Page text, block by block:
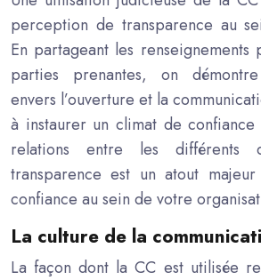
perception de transparence au
En partageant les renseignements
parties prenantes, on
envers l’ouverture et la
à instaurer un climat de
relations entre les différents
transparence est un atout
confiance au sein de votre
La culture de la
La façon dont la CC est utilisée